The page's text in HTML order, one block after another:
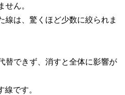
ん。
線は、驚くほど少数に絞られま
替できず、消すと全体に影響が
です。